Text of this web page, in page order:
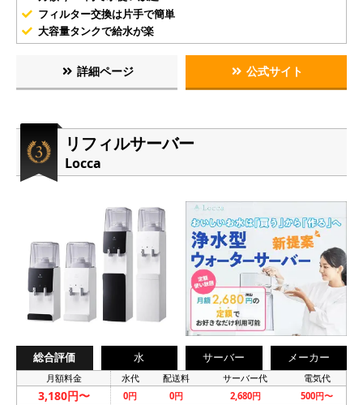
フィルター交換は片手で簡単
大容量タンクで給水が楽
詳細ページ 公式サイト
リフィルサーバー
Locca
総合評価 水 サーバー メーカー
月額料金 水代 配送料 サーバー代 電気代
3,180円〜 0円 0円 2,680円 500円〜